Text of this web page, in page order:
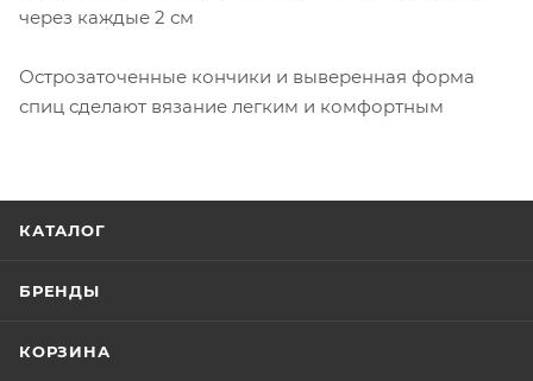
через каждые 2 см
Острозаточенные кончики и выверенная форма
спиц сделают вязание легким и комфортным
КАТАЛОГ
БРЕНДЫ
КОРЗИНА